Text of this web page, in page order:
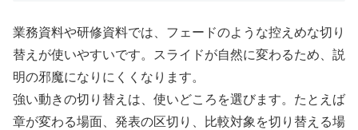
業務資料や研修資料では、フェードのような控えめな切り
替えが使いやすいです。スライドが自然に変わるため、説
明の邪魔になりにくくなります。
強い動きの切り替えは、使いどころを選びます。たとえば
章が変わる場面、発表の区切り、比較対象を切り替える場